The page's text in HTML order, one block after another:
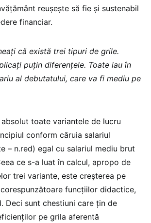
reușește să fie și sustenabil
financiar.
că există trei tipuri de grile.
puțin diferențele. Toate iau în
al debutatului, care va fi mediu pe
absolut toate variantele de lucru
conform căruia salariul
– n.red) egal cu salariul mediu brut
ce s-a luat în calcul, apropo de
trei variante, este creșterea pe
funcțiilor didactice,
Deci sunt chestiuni care țin de
pe grila aferentă